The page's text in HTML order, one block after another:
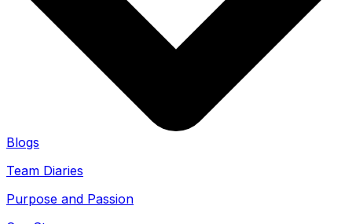
Blogs
Team Diaries
Purpose and Passion